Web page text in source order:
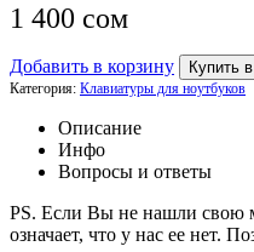
1 400 сом
Добавить в корзину Купить
Категория: Клавиатуры для ноутбуков
Описание
Инфо
Вопросы и ответы
PS. Если Вы не нашли свою
означает, что у нас ее нет.